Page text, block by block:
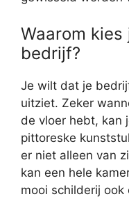
Waarom
bedrijf?
Je wilt dat je
uitziet. Zeker
de vloer hebt, kan
pittoreske
er niet alleen van
kan een hele
mooi schilderij